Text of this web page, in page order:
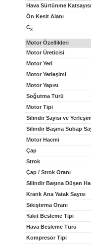
Hava Sürtünme Katsayısı
Ön Kesit Alanı
Cx
Motor Özellikleri
Motor Üreticisi
Motor Yeri
Motor Yerleşimi
Motor Yapısı
Soğutma Türü
Motor Tipi
Silindir Sayısı ve
Silindir Başına Subap
Motor Hacmi
Çap
Strok
Çap / Strok Oranı
Silindir Başına Düşen
Krank Ana Yatak Sayısı
Sıkıştırma Oranı
Yakıt Besleme Tipi
Hava Besleme Türü
Kompresör Tipi